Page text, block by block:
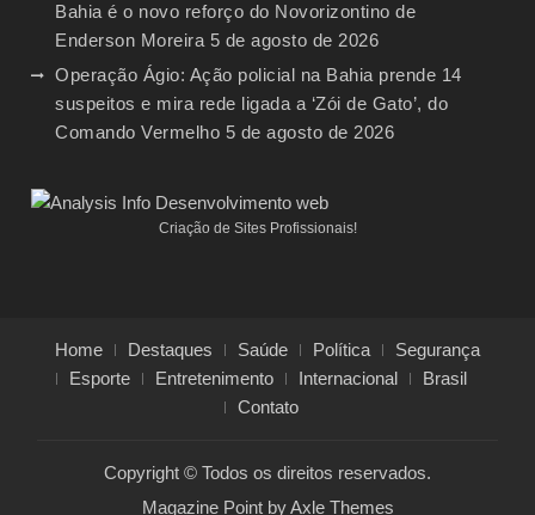
Bahia é o novo reforço do Novorizontino de
Enderson Moreira 5 de agosto de 2026
Operação Ágio: Ação policial na Bahia prende 14
suspeitos e mira rede ligada a ‘Zói de Gato’, do
Comando Vermelho 5 de agosto de 2026
Criação de Sites Profissionais!
Home Destaques Saúde Política
Segurança
Esporte
Entretenimento Internacional
Brasil
Contato
Copyright © Todos os direitos reservados.
Magazine Point byAxle Themes